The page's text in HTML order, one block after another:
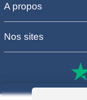
A propos
Nos sites